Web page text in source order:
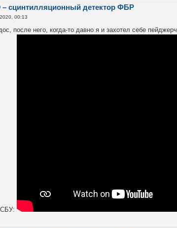
– сцинтилляционный детектор ФБР
00:13
после него, когда-то давно я и захотел себе
СБУ: